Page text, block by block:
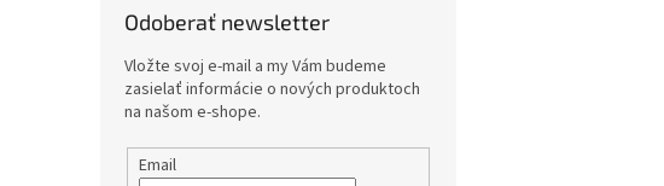
Odoberať newsletter
Vložte svoj e-mail a my Vám budeme
zasielať informácie o nových produktoch
na našom e-shope.
Email